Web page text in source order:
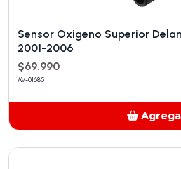
Sensor Oxigeno Superior
2001-2006
$69.990
AV-01685